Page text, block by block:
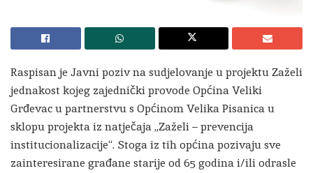
Raspisan je Javni poziv na sudjelovanje u projektu Zaželi
jednakost kojeg zajednički provode Općina Veliki
Grđevac u partnerstvu s Općinom Velika Pisanica u
sklopu projekta iz natječaja „Zaželi – prevencija
institucionalizacije“. Stoga iz tih općina pozivaju sve
zainteresirane građane starije od 65 godina i/ili odrasle